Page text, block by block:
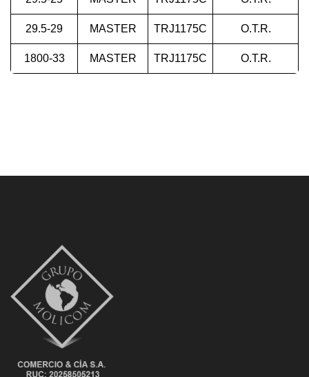
29.5-29 MASTER TRJ1175C O.T.R.
1800-33 MASTER TRJ1175C O.T.R.